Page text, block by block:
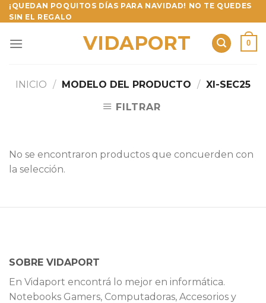
Skip
to
¡QUEDAN POQUITOS DÍAS PARA NAVIDAD! NO TE QUEDES
SIN EL REGALO
VIDAPORT 0
INICIO / MODELO DEL PRODUCTO / XI-SEC25
FILTRAR
No se encontraron productos que concuerden con
la selección.
SOBRE VIDAPORT
En Vidaport encontrá lo mejor en informática.
Notebooks Gamers, Computadoras, Accesorios y